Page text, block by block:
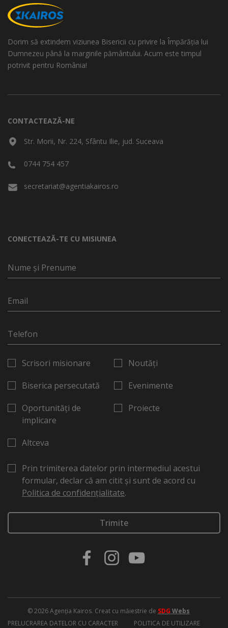
Dorim să extindem viziunea Bisericii cu privire la Împărăția lui
Dumnezeu până la marginile pământului. Acum este timpul
potrivit pentru România!
CONTACTEAZĂ-NE
Str. Morii, Nr. 224, Sfântu Ilie, jud. Suceava
0744 754 457
secretariat@agentiakairos.ro
CONECTEAZĂ-TE CU MISIUNEA
Scrisori misionare
Biserica persecutată
Oportunități de
implicare
Noutăți
Evenimente
Proiecte
Altceva
Prin trimiterea datelor prin intermediul acestui
formular, declar că am citit și sunt de acord cu
Politica de confidențialitate.
© 2026 Agenția Kairos. Creat cu măiestrie de SDG Webs
PRELUCRAREA DATELOR CU CARACTER
POLITICA DE UTILIZARE